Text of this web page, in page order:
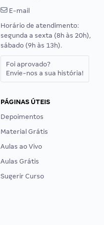
E-mail
Horário de atendimento:
segunda a sexta (8h às 20h),
sábado (9h às 13h).
Foi aprovado?
Envie-nos a sua história!
PÁGINAS ÚTEIS
Depoimentos
Material Grátis
Aulas ao Vivo
Aulas Grátis
Sugerir Curso